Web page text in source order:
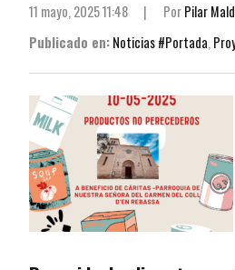
11 mayo, 2025 11:48 | PorPilar
Publicado en:Noticias #Portada,